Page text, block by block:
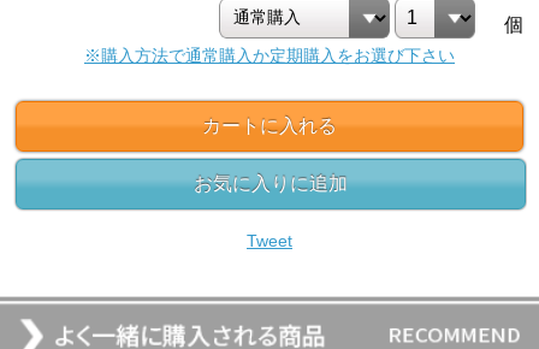
個
※購入方法で通常購入か定期購入をお選び下さい
カートに入れる
お気に入りに追加
Tweet